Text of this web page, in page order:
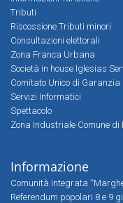
Tributi
Riscossione Tributi minori
Consultazioni elettorali
Zona Franca Urbana
Società in house Iglesias
Comitato Unico di Garanzia
Servizi Informatici
Spettacolo
Zona Industriale Comune di
Informazione
Comunità Integrata
Referendum popolari 8 e 9